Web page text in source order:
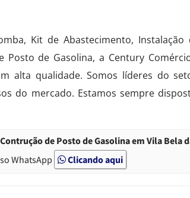
Kit de Abastecimento,
Posto de Gasolina, a Century
alta qualidade. Somos líderes do
do mercado. Estamos sempre
de Posto de Gasolina em Vila Bela
WhatsApp Clicando aqui